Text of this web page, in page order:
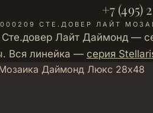
+7 (495)
СТЕ.ДОВЕР ЛАЙТ
Сте.довер Лайт Даймонд —
Вся линейка — серия